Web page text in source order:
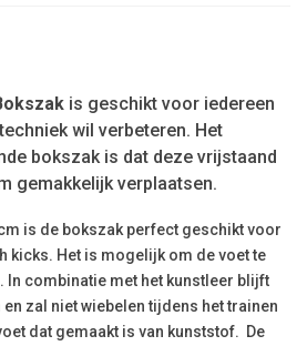
is geschikt voor iedereen
wil verbeteren. Het
bokszak is dat deze vrijstaand
gemakkelijk verplaatsen.
is de bokszak perfect geschikt voor
kicks. Het is mogelijk om de voet te
In combinatie met het kunstleer blijft
zal niet wiebelen tijdens het trainen
dat gemaakt is van kunststof. De